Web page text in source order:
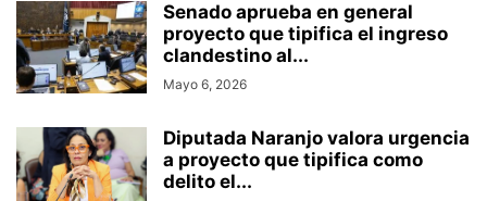
Senado aprueba en general
proyecto que tipifica el ingreso
clandestino al...
Mayo 6, 2026
Diputada Naranjo valora urgencia
a proyecto que tipifica como
delito el...